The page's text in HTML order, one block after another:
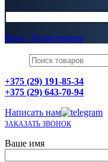
Вход / Регистрация
+375 (29) 191-85-34
+375 (29) 643-70-94
Написать нам
ЗАКАЗАТЬ ЗВОНОК
Ваше имя